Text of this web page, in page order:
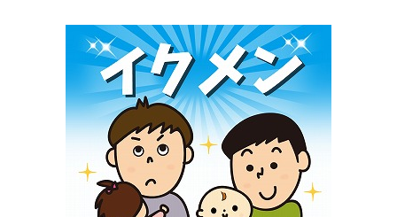
大学・短大以外の資料から請求
専門学校の資料請求 大学院の資料請求
留学・進学関連、塾・予備校
大学入学共通テスト「受験案
内」の請求